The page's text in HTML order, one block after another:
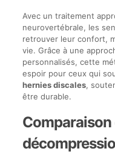
Avec un traitement
neurovertébrale, les
retrouver leur confort,
vie. Grâce à une
personnalisés, cette
espoir pour ceux qui
hernies discales,
être durable.
Comparaison